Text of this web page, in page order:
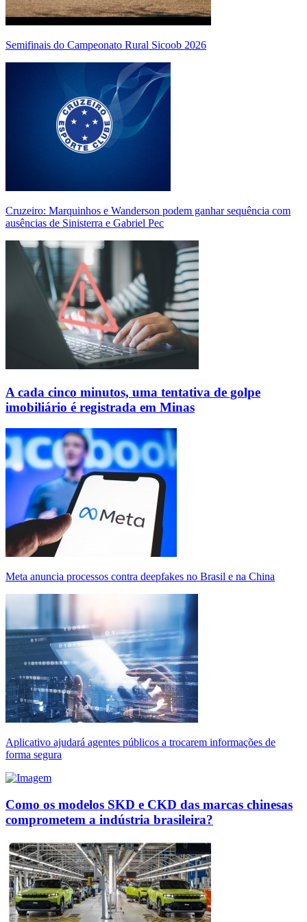
Semifinais do Campeonato Rural Sicoob 2026
Cruzeiro: Marquinhos e Wanderson podem ganhar sequência com
ausências de Sinisterra e Gabriel Pec
A cada cinco minutos, uma tentativa de golpe
imobiliário é registrada em Minas
Meta anuncia processos contra deepfakes no Brasil e na China
Aplicativo ajudará agentes públicos a trocarem informações de
forma segura
Como os modelos SKD e CKD das marcas chinesas
comprometem a indústria brasileira?